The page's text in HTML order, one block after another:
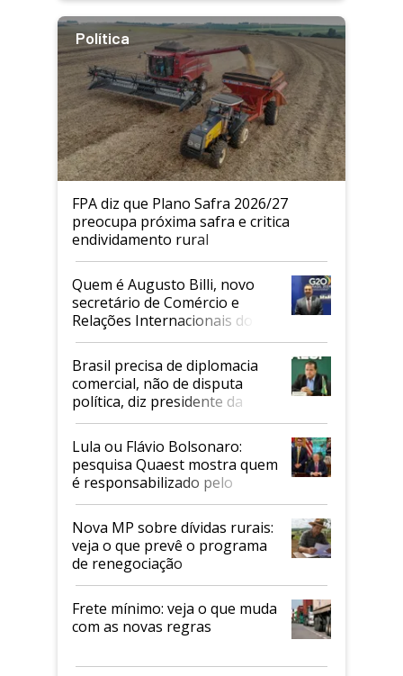
Política
FPA diz que Plano Safra 2026/27
preocupa próxima safra e critica
endividamento rural
Quem é Augusto Billi, novo
secretário de Comércio e
Relações Internacionais do
Mapa
Brasil precisa de diplomacia
comercial, não de disputa
política, diz presidente da
Faesp
Lula ou Flávio Bolsonaro:
pesquisa Quaest mostra quem
é responsabilizado pelo
tarifaço dos EUA
Nova MP sobre dívidas rurais:
veja o que prevê o programa
de renegociação
Frete mínimo: veja o que muda
com as novas regras